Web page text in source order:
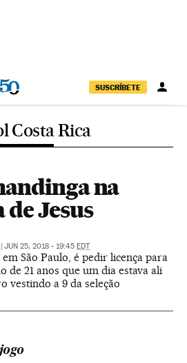
SUSCRÍBETE
Costa Rica
na
Jesus
| JUN 25, 2018 - 19:45 EDT
São Paulo, é pedir licença para
de 21 anos que um dia estava ali
vestindo a 9 da seleção